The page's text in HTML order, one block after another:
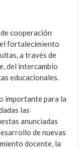
cooperación
el fortalecimiento
a través de
del intercambio
educacionales.
importante para la
las
anunciadas
de nuevas
docente, la